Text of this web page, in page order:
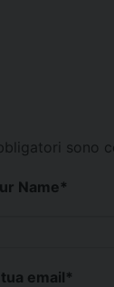
sono
Name*
email*